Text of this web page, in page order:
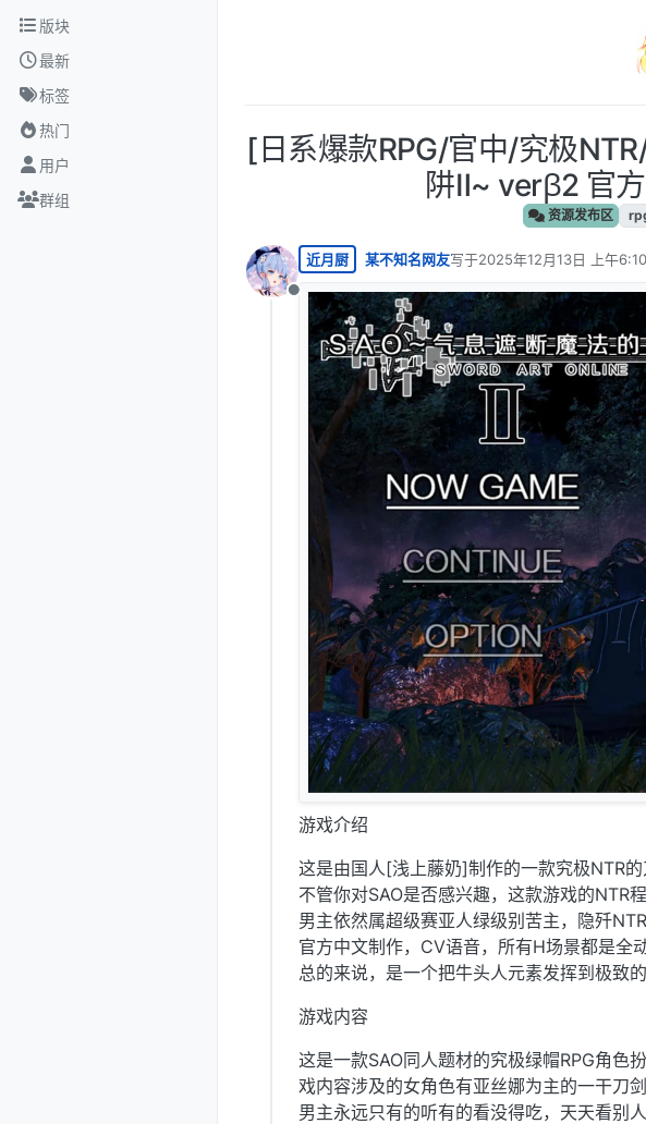
跳转至内容
版块
最新
标签
热门
用户
群组
[日系爆款RPG/官中/究极
阱Ⅱ~ verβ2 官
资源发布区
离线
近月厨 某不知名网友写于2025年12月13日 上午6:10
最后由 编辑
游戏介绍
这是由国人[浅上藤奶]制作的一款究极NTR的
不管你对SAO是否感兴趣，这款游戏的NTR
男主依然属超级赛亚人绿级别苦主，隐歼
官方中文制作，CV语音，所有H场景都是全
总的来说，是一个把牛头人元素发挥到极致
游戏内容
这是一款SAO同人题材的究极绿帽RPG角色扮
戏内容涉及的女角色有亚丝娜为主的一干刀剑
男主永远只有的听有的看没得吃，天天看别